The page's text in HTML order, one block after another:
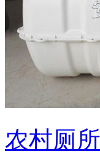
农村厕